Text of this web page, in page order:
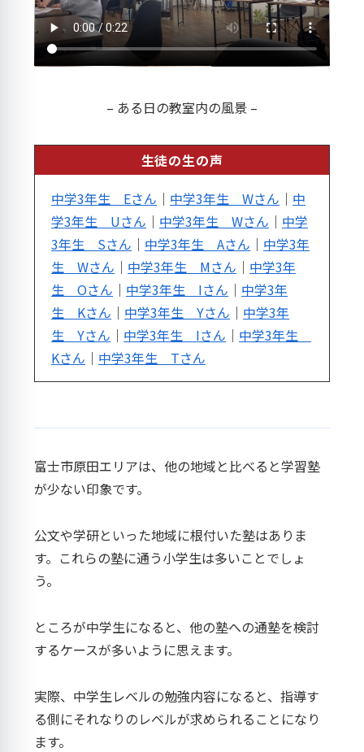
– ある日の教室内の風景 –
生徒の生の声
中学3年生 Eさん ｜ 中学3年生 Wさん ｜ 中
学3年生 Uさん ｜ 中学3年生 Wさん ｜ 中学
3年生 Sさん ｜ 中学3年生 Aさん ｜ 中学3年
生 Wさん ｜ 中学3年生 Mさん ｜ 中学3年
生 Oさん ｜ 中学3年生 Iさん ｜ 中学3年
生 Kさん ｜ 中学3年生 Yさん ｜ 中学3年
生 Yさん ｜ 中学3年生 Iさん ｜ 中学3年生
Kさん ｜ 中学3年生 Tさん
富士市原田エリアは、他の地域と比べると学習塾
が少ない印象です。
公文や学研といった地域に根付いた塾はありま
す。これらの塾に通う小学生は多いことでしょ
う。
ところが中学生になると、他の塾への通塾を検討
するケースが多いように思えます。
実際、中学生レベルの勉強内容になると、指導す
る側にそれなりのレベルが求められることになり
ます。